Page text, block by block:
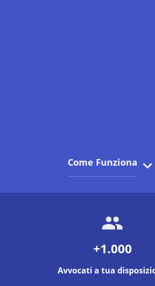
Come Funziona
+1.000
Avvocati a tua